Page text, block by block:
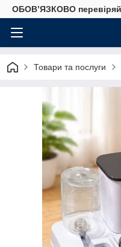
ОБОВ’ЯЗКОВО
Товари та послуги